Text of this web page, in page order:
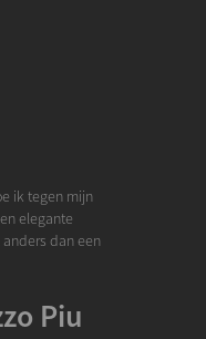
ik tegen mijn
elegante
dan een
Piu